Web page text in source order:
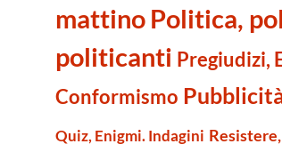
mattino Politica,
politicanti Pregiudizi,
Conformismo
Quiz, Enigmi. Indagini